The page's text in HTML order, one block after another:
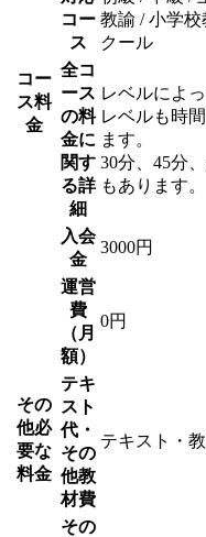
コー
ス料
金
コー
ス
教諭 / 小学
クール
全コ
ース
の料
金に
関す
る詳
細
レベルによ
レベルも時
ます。
30分、45分
もあります。
その
他必
要な
料金
入会
金
3000円
運営
費
（月
額）
0円
テキ
スト
代・
その
他教
材費
テキスト・
その